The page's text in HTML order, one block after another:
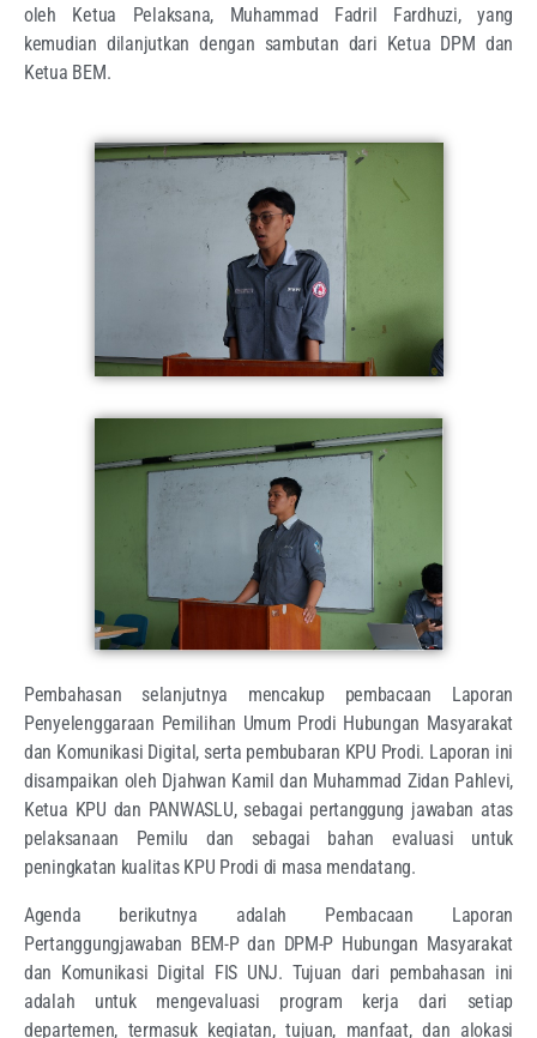
oleh Ketua Pelaksana, Muhammad Fadril Fardhuzi, yang
kemudian dilanjutkan dengan sambutan dari Ketua DPM dan
Ketua BEM.
Pembahasan selanjutnya mencakup pembacaan Laporan
Penyelenggaraan Pemilihan Umum Prodi Hubungan Masyarakat
dan Komunikasi Digital, serta pembubaran KPU Prodi. Laporan ini
disampaikan oleh Djahwan Kamil dan Muhammad Zidan Pahlevi,
Ketua KPU dan PANWASLU, sebagai pertanggung jawaban atas
pelaksanaan Pemilu dan sebagai bahan evaluasi untuk
peningkatan kualitas KPU Prodi di masa mendatang.
Agenda berikutnya adalah Pembacaan Laporan
Pertanggungjawaban BEM-P dan DPM-P Hubungan Masyarakat
dan Komunikasi Digital FIS UNJ. Tujuan dari pembahasan ini
adalah untuk mengevaluasi program kerja dari setiap
departemen, termasuk kegiatan, tujuan, manfaat, dan alokasi